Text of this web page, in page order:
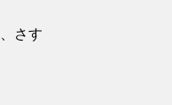
、さす